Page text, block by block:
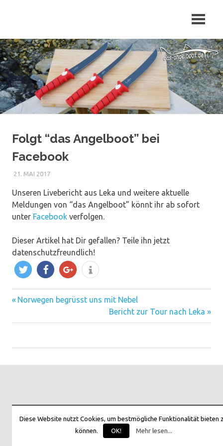
Folgt “das Angelboot” bei
Facebook
21. MAI 2017
Unseren Livebericht aus Leka und weitere aktuelle
Meldungen von “das Angelboot” könnt ihr ab sofort
unter Facebook verfolgen.
Dieser Artikel hat Dir gefallen? Teile ihn jetzt
datenschutzfreundlich!
tweet share share info
Vorheriger
Norwegen begrüsst uns mit Nebel
Nächster
Beitrag:
Bericht zur Tour nach Leka
Diese Website nutzt Cookies, um bestmögliche Funktionalität bieten
können.
OK! Mehr lesen...